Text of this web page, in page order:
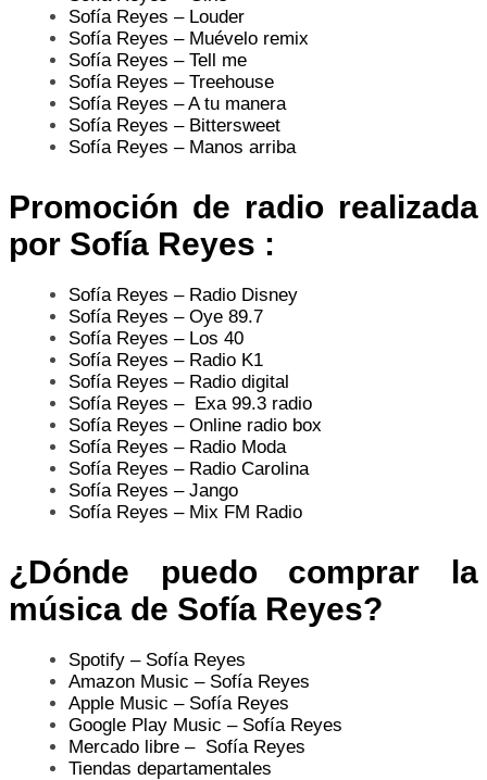
Sofía Reyes – Louder
Sofía Reyes – Muévelo remix
Sofía Reyes – Tell me
Sofía Reyes – Treehouse
Sofía Reyes – A tu manera
Sofía Reyes – Bittersweet
Sofía Reyes – Manos arriba
Promoción de radio realizada
por Sofía Reyes :
Sofía Reyes – Radio Disney
Sofía Reyes – Oye 89.7
Sofía Reyes – Los 40
Sofía Reyes – Radio K1
Sofía Reyes – Radio digital
Sofía Reyes – Exa 99.3 radio
Sofía Reyes – Online radio box
Sofía Reyes – Radio Moda
Sofía Reyes – Radio Carolina
Sofía Reyes – Jango
Sofía Reyes – Mix FM Radio
¿Dónde puedo comprar la
música de Sofía Reyes?
Spotify – Sofía Reyes
Amazon Music – Sofía Reyes
Apple Music – Sofía Reyes
Google Play Music – Sofía Reyes
Mercado libre – Sofía Reyes
Tiendas departamentales